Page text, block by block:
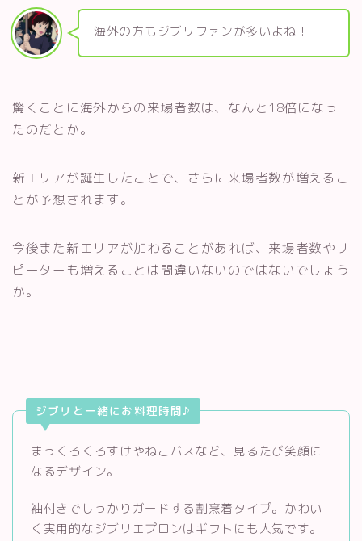
海外の方もジブリファンが多いよね！
驚くことに海外からの来場者数は、なんと18倍になっ
たのだとか。
新エリアが誕生したことで、さらに来場者数が増えるこ
とが予想されます。
今後また新エリアが加わることがあれば、来場者数やリ
ピーターも増えることは間違いないのではないでしょう
か。
ジブリと一緒にお料理時間♪
まっくろくろすけやねこバスなど、見るたび笑顔に
なるデザイン。
袖付きでしっかりガードする割烹着タイプ。かわい
く実用的なジブリエプロンはギフトにも人気です。